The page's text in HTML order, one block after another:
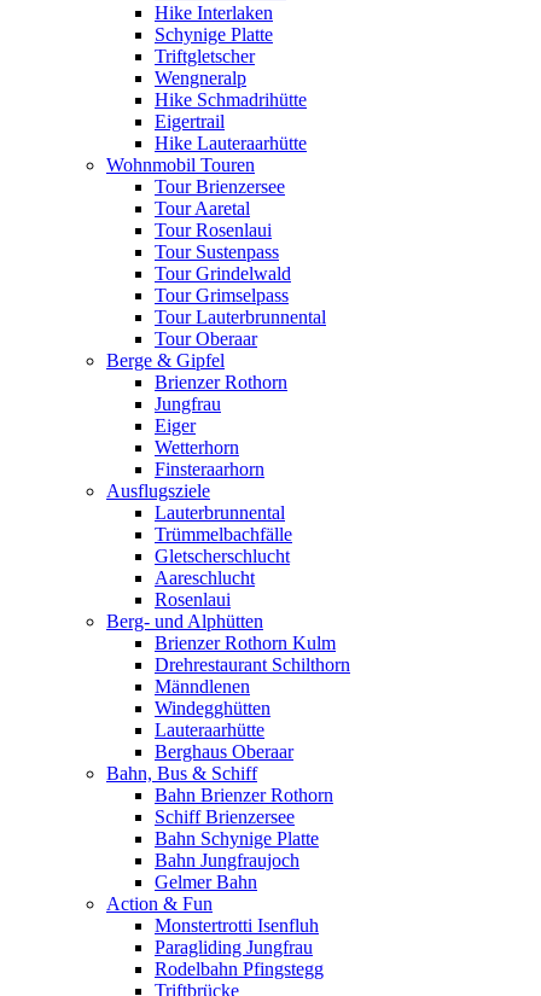
Hike Interlaken
Schynige Platte
Triftgletscher
Wengneralp
Hike Schmadrihütte
Eigertrail
Hike Lauteraarhütte
Wohnmobil Touren
Tour Brienzersee
Tour Aaretal
Tour Rosenlaui
Tour Sustenpass
Tour Grindelwald
Tour Grimselpass
Tour Lauterbrunnental
Tour Oberaar
Berge & Gipfel
Brienzer Rothorn
Jungfrau
Eiger
Wetterhorn
Finsteraarhorn
Ausflugsziele
Lauterbrunnental
Trümmelbachfälle
Gletscherschlucht
Aareschlucht
Rosenlaui
Berg- und Alphütten
Brienzer Rothorn Kulm
Drehrestaurant Schilthorn
Männdlenen
Windegghütten
Lauteraarhütte
Berghaus Oberaar
Bahn, Bus & Schiff
Bahn Brienzer Rothorn
Schiff Brienzersee
Bahn Schynige Platte
Bahn Jungfraujoch
Gelmer Bahn
Action & Fun
Monstertrotti Isenfluh
Paragliding Jungfrau
Rodelbahn Pfingstegg
Triftbrücke